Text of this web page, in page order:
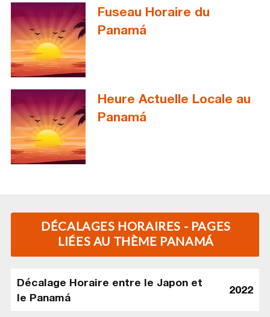
Fuseau Horaire du
Panamá
Heure Actuelle Locale au
Panamá
DÉCALAGES HORAIRES - PAGES
LIÉES AU THÈME PANAMÁ
Décalage Horaire entre le Japon et
le Panamá
2022